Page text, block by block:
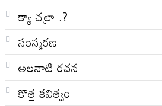
క్యా చల్రా .?
సంస్మరణ
అలనాటి రచన
కొత్త కవిత్వం